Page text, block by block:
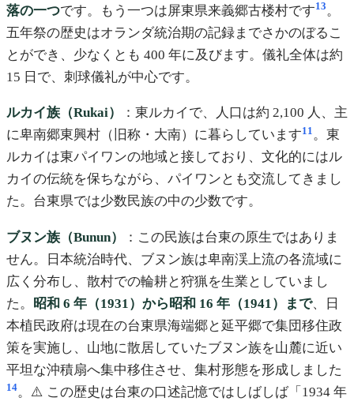
落の一つです。もう一つは屏東県来義郷古楼村です13 。
五年祭の歴史はオランダ統治期の記録までさかのぼるこ
とができ、少なくとも 400 年に及びます。儀礼全体は約
15 日で、刺球儀礼が中心です。
ルカイ族（Rukai）
：東ルカイで、人口は約 2,100 人、主
に卑南郷東興村（旧称・大南）に暮らしています11 。東
ルカイは東パイワンの地域と接しており、文化的にはル
カイの伝統を保ちながら、パイワンとも交流してきまし
た。台東県では少数民族の中の少数です。
ブヌン族（Bunun）
：この民族は台東の原生ではありま
せん。日本統治時代、ブヌン族は卑南渓上流の各流域に
広く分布し、散村での輪耕と狩猟を生業としていまし
た。 昭和 6 年（1931）から昭和 16 年（1941）まで、日
本植民政府は現在の台東県海端郷と延平郷で集団移住政
策を実施し、山地に散居していたブヌン族を山麓に近い
平坦な沖積扇へ集中移住させ、集村形態を形成しました
14。⚠️ この歴史は台東の口述記憶ではしばしば「1934 年